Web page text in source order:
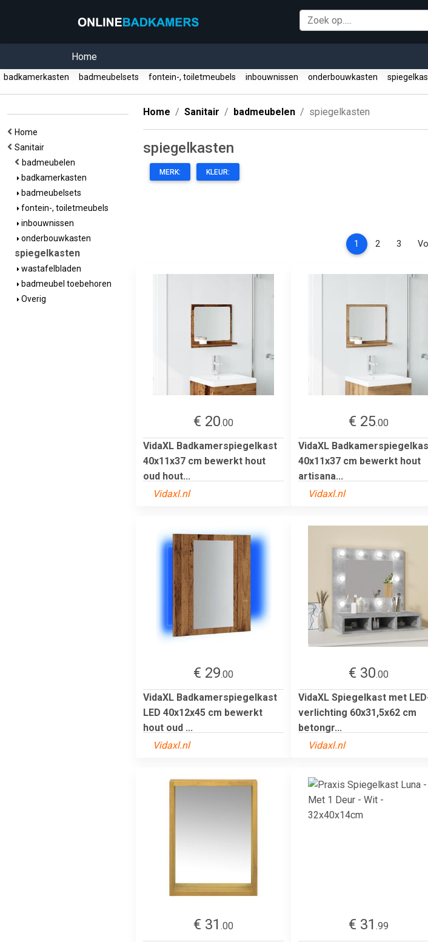
Home
badkamerkasten badmeubelsets fontein-, toiletmeubels inbouwnissen onderbouwkasten
Home
Sanitair
badmeubelen
badkamerkasten
badmeubelsets
fontein-, toiletmeubels
inbouwnissen
onderbouwkasten
spiegelkasten
wastafelbladen
badmeubel toebehoren
Overig
Home Sanitair badmeubelen spiegelkasten
spiegelkasten
MERK: KLEUR:
1 (current)
2 3
€ 20.00
VidaXL Badkamerspiegelkast
40x11x37 cm bewerkt hout
oud hout...
Vidaxl.nl
€ 25.00
VidaXL
40x11x37 cm bewerkt hout
artisana...
Vidaxl.nl
€ 29.00
VidaXL Badkamerspiegelkast
LED 40x12x45 cm bewerkt
hout oud ...
Vidaxl.nl
€ 30.00
VidaXL Spiegelkast met
verlichting 60x31,5x62 cm
betongr...
Vidaxl.nl
€ 31 .00
€ 31 .99